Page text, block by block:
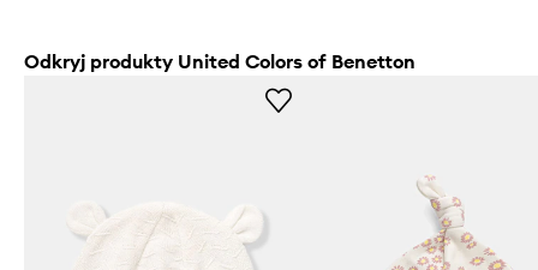
Odkryj produkty United Colors of Benetton